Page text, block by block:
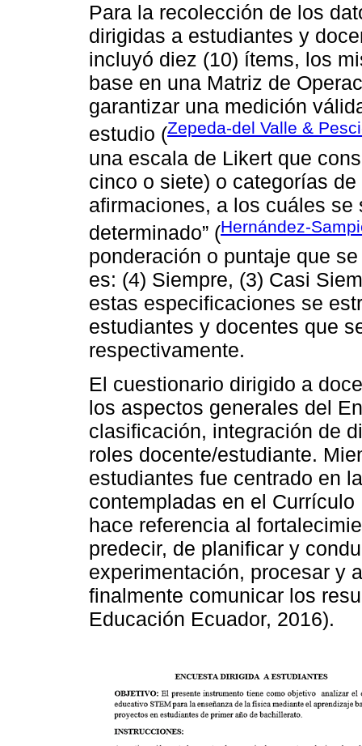
Para la recolección de los
dirigidas a estudiantes y
incluyó diez (10) ítems, los
base en una Matriz de
garantizar una medición
estudio (Zepeda-del Valle &
una escala de Likert que
cinco o siete) o categorías
afirmaciones, a los cuáles
determinado” (Hernández-
ponderación o puntaje que
es: (4) Siempre, (3) Casi
estas especificaciones se
estudiantes y docentes que
respectivamente.
El cuestionario dirigido a
los aspectos generales del
clasificación, integración de
roles docente/estudiante.
estudiantes fue centrado en
contempladas en el
hace referencia al
predecir, de planificar y
experimentación, procesar y
finalmente comunicar los
Educación Ecuador, 2016).